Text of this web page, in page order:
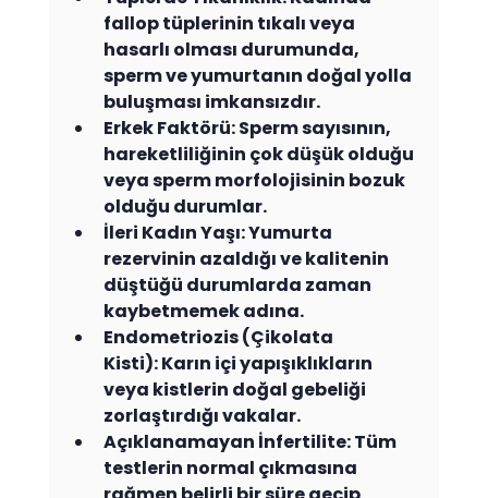
fallop tüplerinin tıkalı veya
hasarlı olması durumunda,
sperm ve yumurtanın doğal yolla
buluşması imkansızdır.
Erkek Faktörü: Sperm sayısının,
hareketliliğinin çok düşük olduğu
veya sperm morfolojisinin bozuk
olduğu durumlar.
İleri Kadın Yaşı: Yumurta
rezervinin azaldığı ve kalitenin
düştüğü durumlarda zaman
kaybetmemek adına.
Endometriozis (Çikolata
Kisti): Karın içi yapışıklıkların
veya kistlerin doğal gebeliği
zorlaştırdığı vakalar.
Açıklanamayan İnfertilite: Tüm
testlerin normal çıkmasına